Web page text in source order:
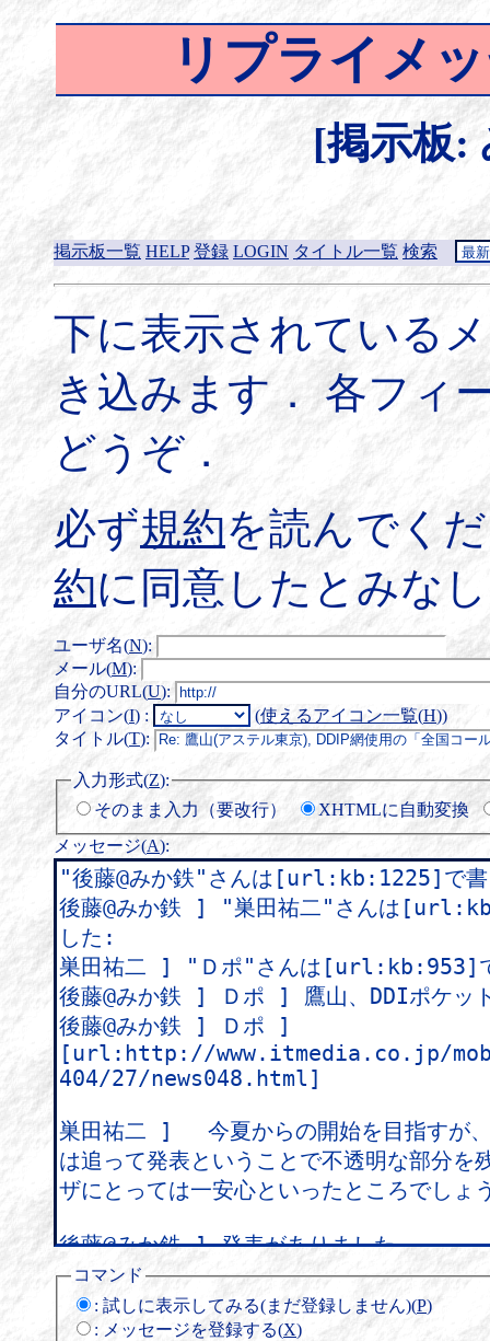
リプライメ
[掲示板:
掲示板一覧 HELP 登録 LOGIN タイトル一覧 検索
下に表示されている
き込みます． 各フィ
どうぞ．
必ず規約を読んでく
約に同意したとみな
ユーザ名(N):
メール(M):
自分のURL(U):
アイコン(I) : (使えるアイコン一覧(H))
タイトル(T):
入力形式(Z):
そのまま入力（要改行）
XHTMLに自動変換
メッセージ(A):
コマンド
: 試しに表示してみる(まだ登録しません)(P)
: メッセージを登録する(X)